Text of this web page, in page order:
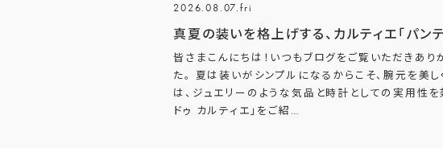
2026.08.07.fri
真夏の装いを格上げする、カルティエ「パン
皆さまこんにちは！いつもブログをご覧いただきあ
た。 夏は装いがシンプルになるからこそ、腕元を美
は、ジュエリーのような気品と時計としての実用性
ドゥ カルティエ」をご紹 …